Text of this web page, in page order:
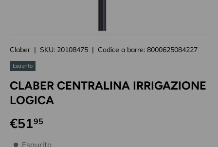
Claber | SKU: 20108475 | Codice a barre: 8000625084227
Esaurito
CLABER CENTRALINA IRRIGAZIONE
LOGICA
€5195
disponibilità prodotto
Esaurito